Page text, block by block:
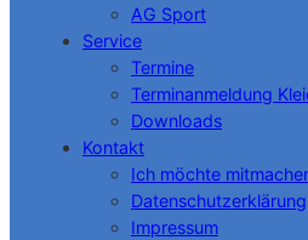
AG Sport
Service
Termine
Terminanmeldung
Downloads
Kontakt
Ich möchte
Datenschutzerklärung
Impressum